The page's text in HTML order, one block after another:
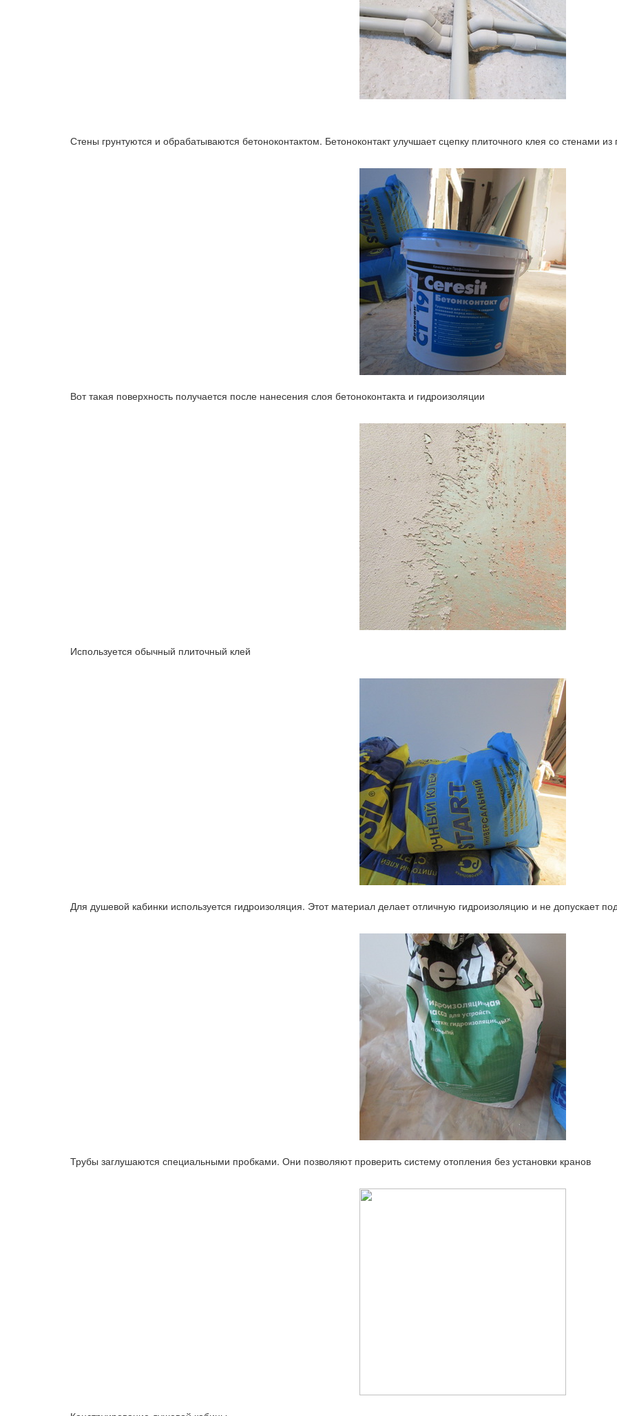
Стены грунтуются и обрабатываются бетоноконтактом. Бетоноконтакт улучшает сцепку плиточного клея со стенами из
Вот такая поверхность получается после нанесения слоя бетоноконтакта и гидроизоляции
Используется обычный плиточный клей
Для душевой кабинки используется гидроизоляция. Этот материал делает отличную гидроизоляцию и не допускает
Трубы заглушаются специальными пробками. Они позволяют проверить систему отопления без установки кранов